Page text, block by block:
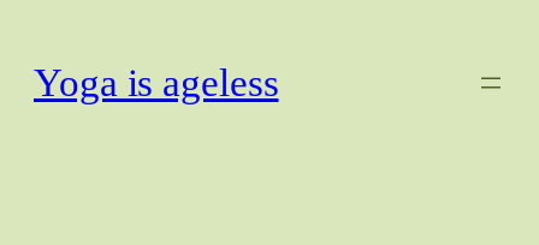
springen
Yoga is ageless